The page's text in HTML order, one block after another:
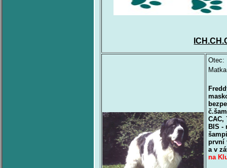
Otec:
CAC,
BIS -
první
a v
na